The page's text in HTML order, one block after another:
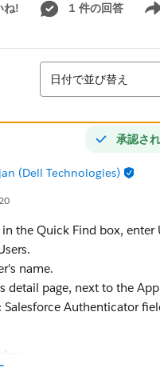
ね! 1 件の回答
並び替え
日付で並び替え
承認さ
(Dell Technologies)
in the Quick Find box, enter
name.
detail page, next to the App
Salesforce Authenticator